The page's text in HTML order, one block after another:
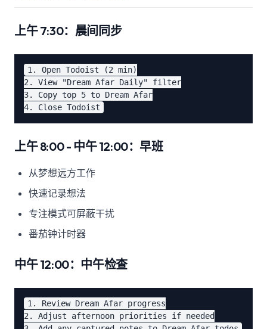
上午 7:30：晨间同步
1. Open Todoist (2 min)
2. View "Dream Afar Daily" filter
3. Copy top 5 to Dream Afar
上午 8:00 - 中午 12:00：早班
从梦想远方工作
快速记录想法
专注模式可屏蔽干扰
番茄钟计时器
中午 12:00：中午检查
1. Review Dream Afar progress
2. Adjust afternoon priorities if needed